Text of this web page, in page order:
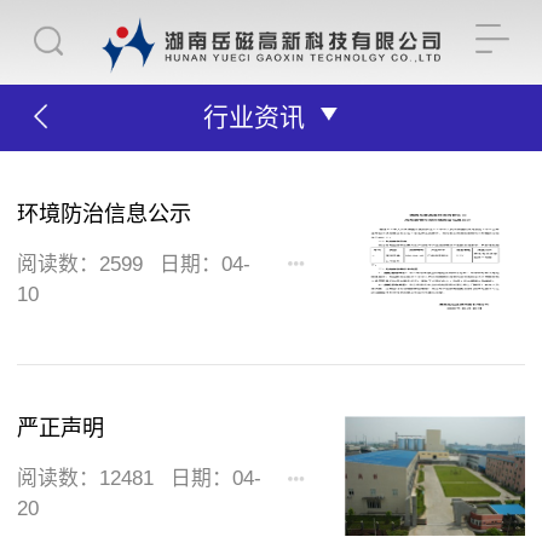
行业资讯
环境防治信息公示
阅读数：2599
日期：04-
10
严正声明
阅读数：12481
日期：04-
20